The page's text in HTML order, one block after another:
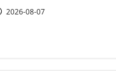
2026-08-07